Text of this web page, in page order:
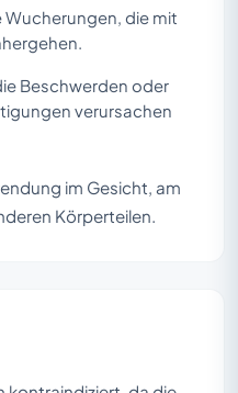
die mit
Beschwerden oder
verursachen
im Gesicht, am
Körperteilen.